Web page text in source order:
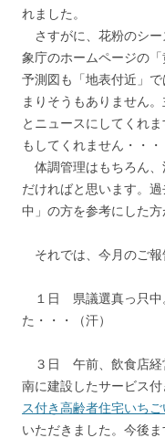
れました。
さすがに、花粉のシー
象庁のホームページの「
予測図も「地表付近」
まりそうもありません
とニュースにしてくれ
もしてくれません・・・
体調管理はもちろん、
だければと思います。
中」の方を参考にした方
それでは、今月のご報
１日 県議選真っ只中
た・・・（汗）
３日 午前、飲食店経
南に建設したサービス付
ス付き高齢者住宅いちご
いただきました。今後